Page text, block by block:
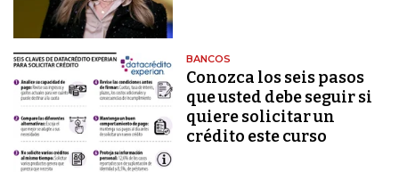
BANCOS
Conozca los seis pasos
que usted debe seguir si
quiere solicitar un
crédito este curso